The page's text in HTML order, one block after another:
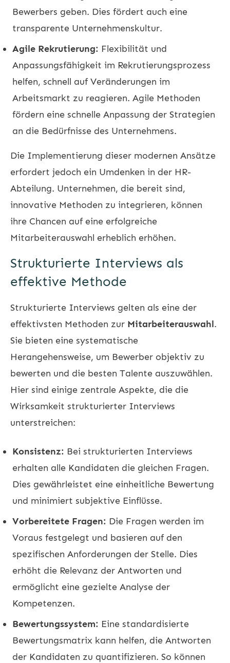
Bewerbers geben. Dies fördert auch eine
transparente Unternehmenskultur.
Agile Rekrutierung: Flexibilität und
Anpassungsfähigkeit im Rekrutierungsprozess
helfen, schnell auf Veränderungen im
Arbeitsmarkt zu reagieren. Agile Methoden
fördern eine schnelle Anpassung der Strategien
an die Bedürfnisse des Unternehmens.
Die Implementierung dieser modernen Ansätze
erfordert jedoch ein Umdenken in der HR-
Abteilung. Unternehmen, die bereit sind,
innovative Methoden zu integrieren, können
ihre Chancen auf eine erfolgreiche
Mitarbeiterauswahl erheblich erhöhen.
Strukturierte Interviews als
effektive Methode
Strukturierte Interviews gelten als eine der
effektivsten Methoden zur Mitarbeiterauswahl.
Sie bieten eine systematische
Herangehensweise, um Bewerber objektiv zu
bewerten und die besten Talente auszuwählen.
Hier sind einige zentrale Aspekte, die die
Wirksamkeit strukturierter Interviews
unterstreichen:
Konsistenz: Bei strukturierten Interviews
erhalten alle Kandidaten die gleichen Fragen.
Dies gewährleistet eine einheitliche Bewertung
und minimiert subjektive Einflüsse.
Vorbereitete Fragen: Die Fragen werden im
Voraus festgelegt und basieren auf den
spezifischen Anforderungen der Stelle. Dies
erhöht die Relevanz der Antworten und
ermöglicht eine gezielte Analyse der
Kompetenzen.
Bewertungssystem: Eine standardisierte
Bewertungsmatrix kann helfen, die Antworten
der Kandidaten zu quantifizieren. So können